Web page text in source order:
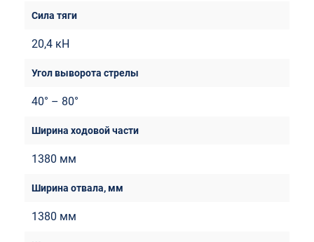
20,4 кН
40° – 80°
1380 мм
1380 мм